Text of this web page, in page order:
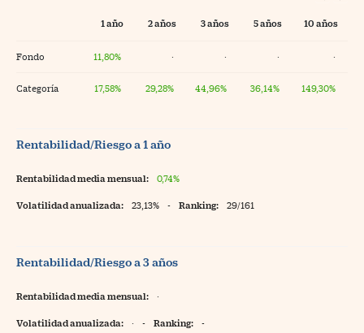
1 año 2 años 3 años 5 años 10 años
Fondo 11,80% · · · ·
Categoría 17,58% 29,28% 44,96% 36,14% 149,30%
Rentabilidad/Riesgo a 1 año
Rentabilidad media mensual: 0,74%
Volatilidad anualizada: 23,13% - Ranking: 29/161
Rentabilidad/Riesgo a 3 años
Rentabilidad media mensual: ·
Volatilidad anualizada: · - Ranking: -